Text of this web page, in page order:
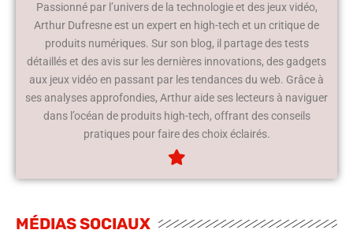
Passionné par l’univers de la technologie et des jeux vidéo,
Arthur Dufresne est un expert en high-tech et un critique de
produits numériques. Sur son blog, il partage des tests
détaillés et des avis sur les dernières innovations, des gadgets
aux jeux vidéo en passant par les tendances du web. Grâce à
ses analyses approfondies, Arthur aide ses lecteurs à naviguer
dans l’océan de produits high-tech, offrant des conseils
pratiques pour faire des choix éclairés.
MÉDIAS SOCIAUX